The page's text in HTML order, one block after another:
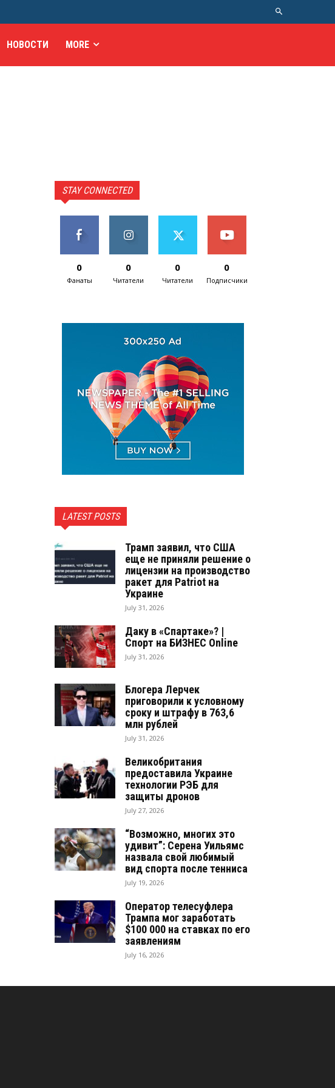
НОВОСТИ MORE
STAY CONNECTED
0
Фанаты
0
Читатели
0
Читатели
0
Подписчики
LATEST POSTS
Трамп заявил, что США
еще не приняли решение о
лицензии на производство
ракет для Patriot на
Украине
July 31, 2026
Даку в «Спартаке»? |
Спорт на БИЗНЕС Online
July 31, 2026
Блогера Лерчек
приговорили к условному
сроку и штрафу в 763,6
млн рублей
July 31, 2026
Великобритания
предоставила Украине
технологии РЭБ для
защиты дронов
July 27, 2026
“Возможно, многих это
удивит”: Серена Уильямс
назвала свой любимый
вид спорта после тенниса
July 19, 2026
Оператор телесуфлера
Трампа мог заработать
$100 000 на ставках по его
заявлениям
July 16, 2026